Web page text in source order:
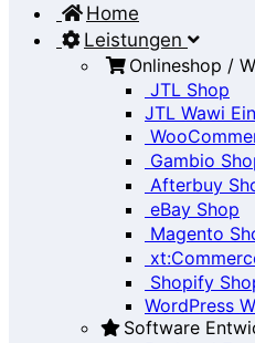
Home
Leistungen
Onlineshop /
JTL Shop
JTL Wawi
Gambio
Afterbuy
eBay Shop
Magento
Shopify
WordPress
Software